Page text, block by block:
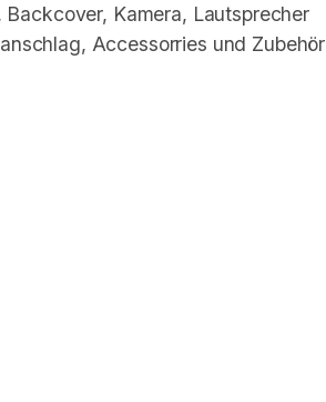
Kamera, Lautsprecher
Accessorries und Zubehör